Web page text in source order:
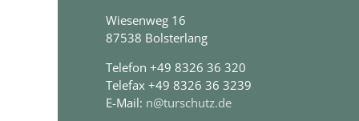
Wiesenweg 16
87538 Bolsterlang
Telefon +49 8326 36 320
Telefax +49 8326 36 3239
E-Mail: n@turschutz.de